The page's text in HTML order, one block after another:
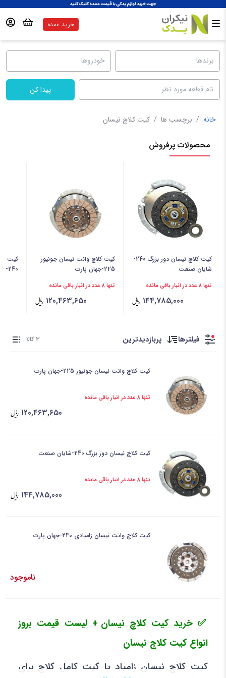
خرید عمده
پیدا کن
خانه / برچسب ها / کیت کلاچ نیسان
محصولات پرفروش
کیت کلاچ نیسان دور بزرگ 240-
شایان صنعت
تنها 8 عدد در انبار باقی مانده
144,785,000
کیت کلاچ وانت نیسان جونیور
225-جهان پارت
تنها 8 عدد در انبار باقی مانده
120,463,650
کیت
240-جهان پارت
فیلترها پربازدیدترین 3 کالا
کیت کلاچ وانت نیسان جونیور 225-جهان پارت
تنها 8 عدد در انبار باقی مانده
120,463,650
کیت کلاچ نیسان دور بزرگ 240-شایان صنعت
تنها 8 عدد در انبار باقی مانده
144,785,000
کیت کلاچ وانت نیسان زامیادی 240-جهان پارت
ناموجود
✅ خرید کیت کلاچ نیسان + لیست قیمت بروز
انواع کیت کلاچ نیسان
کیت کلاچ نیسان زامیاد یا کیت کامل کلاچ برای